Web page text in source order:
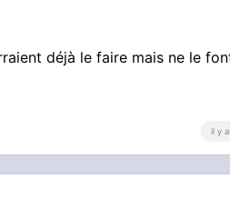
déjà le faire mais ne le
il y